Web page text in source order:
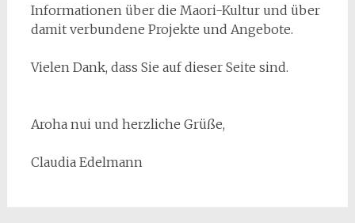
Informationen über die Maori-Kultur und über
damit verbundene Projekte und Angebote.
Vielen Dank, dass Sie auf dieser Seite sind.
Aroha nui und herzliche Grüße,
Claudia Edelmann